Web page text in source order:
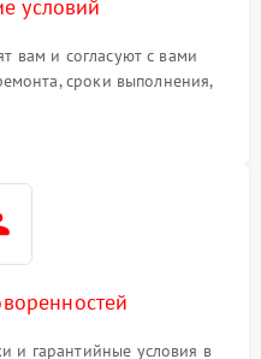
условий
вам и согласуют с вами
сроки выполнения,
условия
и гарантийные условия в